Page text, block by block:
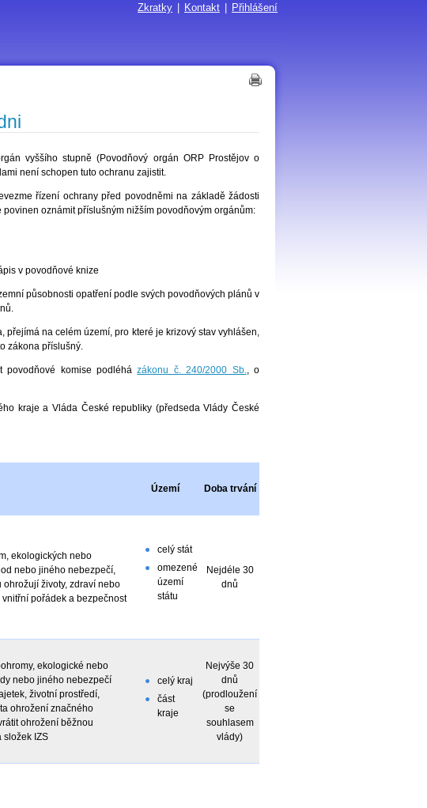
Zkratky Kontakt Přihlášení
vyššího stupně (Povodňový orgán ORP Prostějov o
není schopen tuto ochranu zajistit.
řízení ochrany před povodněmi na základě žádosti
oznámit příslušným nižším povodňovým orgánům:
v povodňové knize
působnosti opatření podle svých povodňových plánů v
na celém území, pro které je krizový stav vyhlášen,
zákona příslušný.
povodňové komise podléházákonu č. 240/2000 Sb., o
kraje a Vláda České republiky (předseda Vlády České
Území Doba trvání
ekologických nebo
nebo jiného nebezpečí,
ohrožují životy, zdraví nebo
pořádek a bezpečnost
celý stát
omezené
území
státu
Nejdéle 30
dnů
ekologické nebo
nebo jiného nebezpečí
životní prostředí,
ohrožení značného
ohrožení běžnou
složek IZS
celý kraj
část
kraje
Nejvýše 30
dnů
(prodloužení
se
souhlasem
vlády)